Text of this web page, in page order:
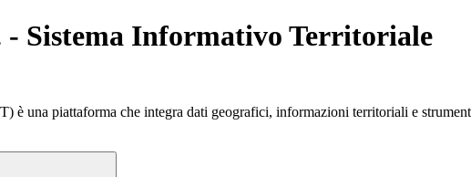
- Sistema Informativo Territoriale
è una piattaforma che integra dati geografici, informazioni territoriali e